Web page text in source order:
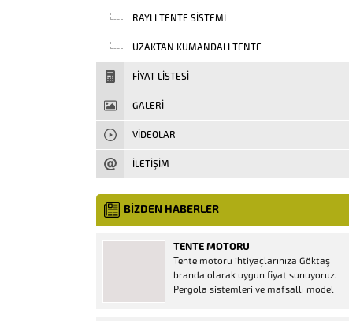
RAYLI TENTE SISTEMI
UZAKTAN KUMANDALI TENTE
FIYAT LISTESI
GALERİ
VIDEOLAR
İLETİŞİM
BİZDEN HABERLER
TENTE MOTORU
Tente motoru ihtiyaçlarınıza Göktaş
branda olarak uygun fiyat sunuyoruz.
Pergola sistemleri ve mafsallı model